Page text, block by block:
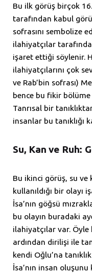
Bu ilk görüş birçok
tarafından kabul
sofrasını sembolize
ilahiyatçılar
işaret ettiği söylenir.
ilahiyatçılarını çok
ve Rab’bin sofrası)
bence bu fikir
Tanrısal bir
insanlar bu tanıklığı
Su, Kan ve Ruh:
Bu ikinci görüş, su
kullanıldığı bir olayı
İsa’nın göğsü
bu olayın buradaki
ilahiyatçılar var. Öyle
ardından dirilişi ile
kendi Oğlu’na
İsa’nın insan